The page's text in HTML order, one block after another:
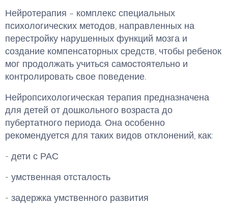
Нейротерапия – комплекс специальных
психологических методов, направленных на
перестройку нарушенных функций мозга и
создание компенсаторных средств, чтобы ребенок
мог продолжать учиться самостоятельно и
контролировать свое поведение.
Нейропсихологическая терапия предназначена
для детей от дошкольного возраста до
пубертатного периода. Она особенно
рекомендуется для таких видов отклонений, как:
- дети с РАС
- умственная отсталость
- задержка умственного развития